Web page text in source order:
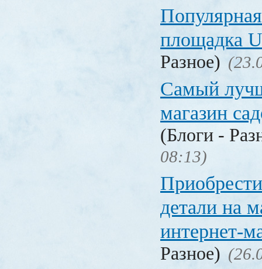
площадка
Разное)
Самый
магазин
(Блоги -
08:13)
детали на
интернет-
Разное)